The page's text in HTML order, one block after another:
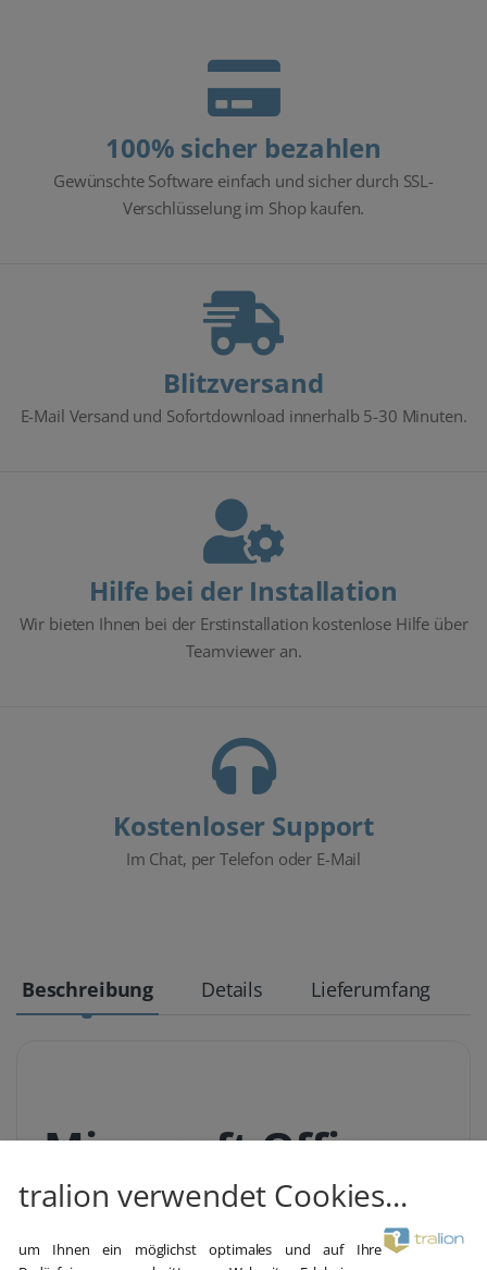
100% sicher bezahlen
Gewünschte Software einfach und sicher durch SSL-
Verschlüsselung im Shop kaufen.
Blitzversand
E-Mail Versand und Sofortdownload innerhalb 5-30 Minuten.
Hilfe bei der Installation
Wir bieten Ihnen bei der Erstinstallation kostenlose Hilfe über
Teamviewer an.
Kostenloser Support
Im Chat, per Telefon oder E-Mail
Beschreibung Details Lieferumfang
Microsoft Office
2019 Home &
tralion verwendet Cookies...
um Ihnen ein möglichst optimales und auf Ihre